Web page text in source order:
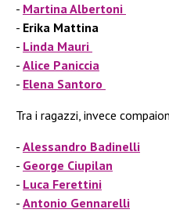
Martina Albertoni
Erika Mattina
Linda Mauri
Alice Paniccia
Elena Santoro
Tra i ragazzi, invece
Alessandro Badinelli
George Ciupilan
Luca Ferettini
Antonio Gennarelli